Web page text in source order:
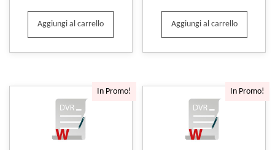
Aggiungi al carrello Aggiungi al carrello
In Promo! In Promo!